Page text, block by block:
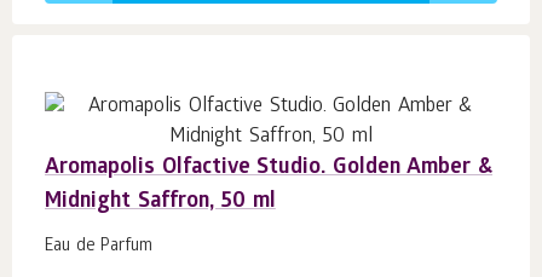
Aromapolis Olfactive Studio. Golden Amber &
Midnight Saffron, 50 ml
Eau de Parfum